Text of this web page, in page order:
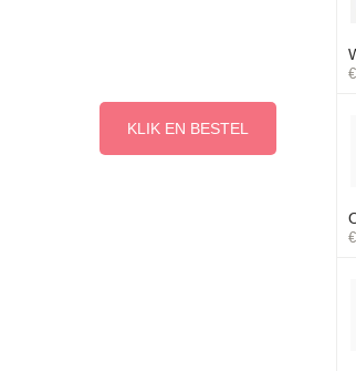
KLIK EN BESTEL
€
€